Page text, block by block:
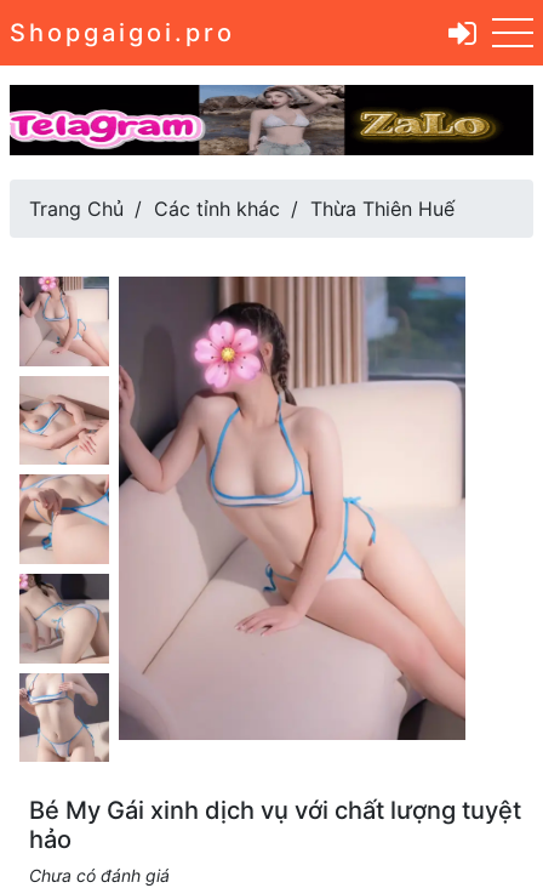
Shopgaigoi.pro
Trang Chủ Các tỉnh khác Thừa Thiên Huế
Bé My Gái xinh dịch vụ với chất lượng tuyệt
hảo
Chưa có đánh giá